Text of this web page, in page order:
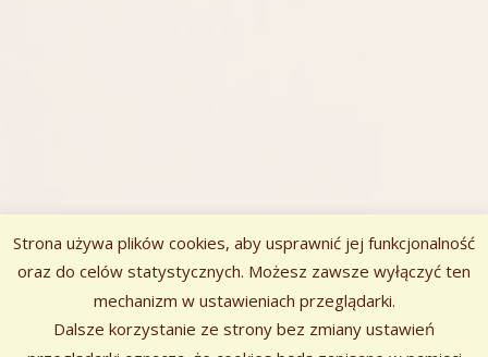
Zawartość
Strona używa plików cookies, aby usprawnić jej funkcjonalność
oraz do celów statystycznych. Możesz zawsze wyłączyć ten
mechanizm w ustawieniach przeglądarki.
Dalsze korzystanie ze strony bez zmiany ustawień